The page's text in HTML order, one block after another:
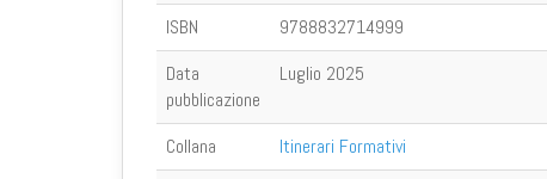
ISBN
9788832714999
Data
pubblicazione
Luglio 2025
Collana
Itinerari Formativi